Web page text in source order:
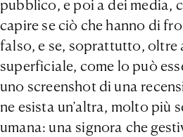
pubblico, e poi a dei media,
capire se ciò che hanno di
falso, e se, soprattutto, oltre
superficiale, come lo può
uno screenshot di una
ne esista un’altra, molto più
umana: una signora che